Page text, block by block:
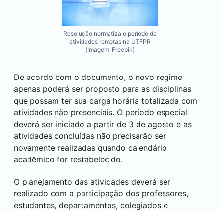
Resolução normatiza o período de
atividades remotas na UTFPR
(Imagem: Freepik)
De acordo com o documento, o novo regime
apenas poderá ser proposto para as disciplinas
que possam ter sua carga horária totalizada com
atividades não presenciais. O período especial
deverá ser iniciado a partir de 3 de agosto e as
atividades concluídas não precisarão ser
novamente realizadas quando calendário
acadêmico for restabelecido.
O planejamento das atividades deverá ser
realizado com a participação dos professores,
estudantes, departamentos, colegiados e